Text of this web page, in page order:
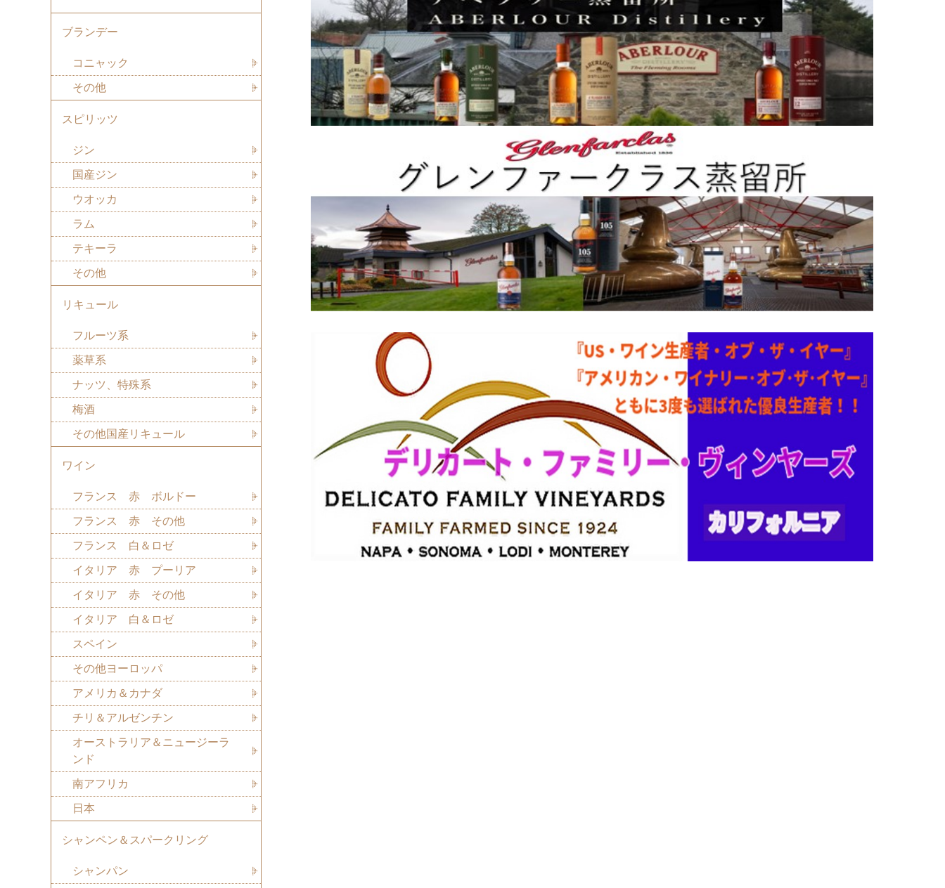
ブランデー
コニャック
その他
スピリッツ
ジン
国産ジン
ウオッカ
ラム
テキーラ
その他
リキュール
フルーツ系
薬草系
ナッツ、特殊系
梅酒
その他国産リキュール
ワイン
フランス 赤 ボルドー
フランス 赤 その他
フランス 白＆ロゼ
イタリア 赤 プーリア
イタリア 赤 その他
イタリア 白＆ロゼ
スペイン
その他ヨーロッパ
アメリカ＆カナダ
チリ＆アルゼンチン
オーストラリア＆ニュージーラ
ンド
南アフリカ
日本
シャンペン＆スパークリング
シャンパン